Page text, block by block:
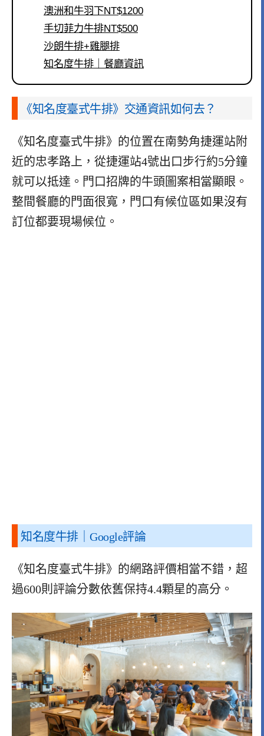
澳洲和牛羽下NT$1200
手切菲力牛排NT$500
沙朗牛排+雞腿排
知名度牛排｜餐廳資訊
《知名度臺式牛排》交通資訊如何去？
《知名度臺式牛排》的位置在南勢角捷運站附
近的忠孝路上，從捷運站4號出口步行約5分鐘
就可以抵達。門口招牌的牛頭圖案相當顯眼。
整間餐廳的門面很寬，門口有候位區如果沒有
訂位都要現場候位。
知名度牛排｜Google評論
《知名度臺式牛排》的網路評價相當不錯，超
過600則評論分數依舊保持4.4顆星的高分。